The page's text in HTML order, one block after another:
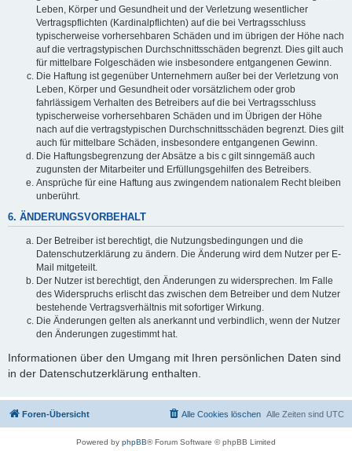
Leben, Körper und Gesundheit und der Verletzung wesentlicher
Vertragspflichten (Kardinalpflichten) auf die bei Vertragsschluss
typischerweise vorhersehbaren Schäden und im übrigen der Höhe nach
auf die vertragstypischen Durchschnittsschäden begrenzt. Dies gilt auch
für mittelbare Folgeschäden wie insbesondere entgangenen Gewinn.
Die Haftung ist gegenüber Unternehmern außer bei der Verletzung von
Leben, Körper und Gesundheit oder vorsätzlichem oder grob
fahrlässigem Verhalten des Betreibers auf die bei Vertragsschluss
typischerweise vorhersehbaren Schäden und im Übrigen der Höhe
nach auf die vertragstypischen Durchschnittsschäden begrenzt. Dies gilt
auch für mittelbare Schäden, insbesondere entgangenen Gewinn.
Die Haftungsbegrenzung der Absätze a bis c gilt sinngemäß auch
zugunsten der Mitarbeiter und Erfüllungsgehilfen des Betreibers.
Ansprüche für eine Haftung aus zwingendem nationalem Recht bleiben
unberührt.
6. ÄNDERUNGSVORBEHALT
Der Betreiber ist berechtigt, die Nutzungsbedingungen und die
Datenschutzerklärung zu ändern. Die Änderung wird dem Nutzer per E-
Mail mitgeteilt.
Der Nutzer ist berechtigt, den Änderungen zu widersprechen. Im Falle
des Widerspruchs erlischt das zwischen dem Betreiber und dem Nutzer
bestehende Vertragsverhältnis mit sofortiger Wirkung.
Die Änderungen gelten als anerkannt und verbindlich, wenn der Nutzer
den Änderungen zugestimmt hat.
Informationen über den Umgang mit Ihren persönlichen Daten sind
in der Datenschutzerklärung enthalten.
Foren-Übersicht Alle Zeiten sind UTC
Alle Cookies löschen
Powered by phpBB® Forum Software © phpBB Limited